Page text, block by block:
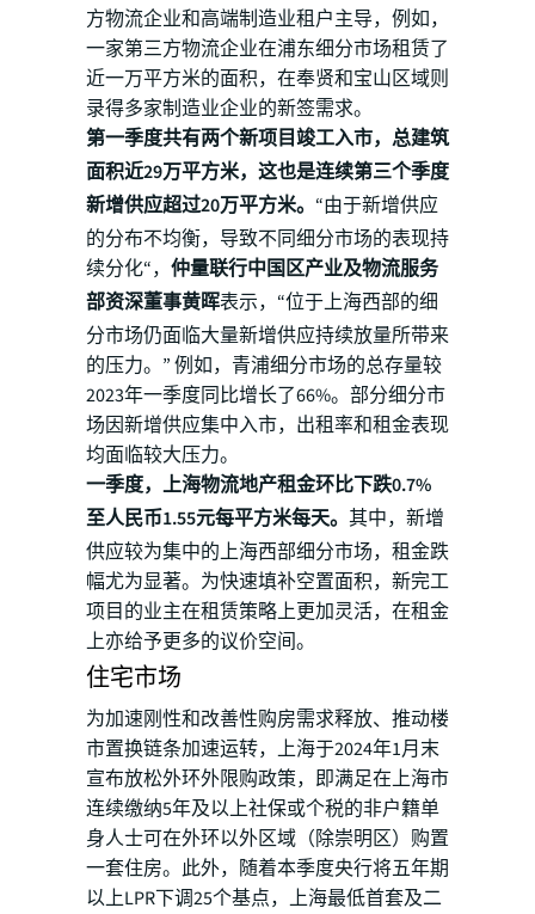
方物流企业和高端制造业租户主导，例如，
一家第三方物流企业在浦东细分市场租赁了
近一万平方米的面积，在奉贤和宝山区域则
录得多家制造业企业的新签需求。
第一季度共有两个新项目竣工入市，总建筑
面积近29万平方米，这也是连续第三个季度
新增供应超过20万平方米。 “由于新增供应
的分布不均衡，导致不同细分市场的表现持
续分化“， 仲量联行中国区产业及物流服务
部资深董事黄晖表示，“位于上海西部的细
分市场仍面临大量新增供应持续放量所带来
的压力。” 例如，青浦细分市场的总存量较
2023年一季度同比增长了66%。部分细分市
场因新增供应集中入市，出租率和租金表现
均面临较大压力。
一季度，上海物流地产租金环比下跌0.7%
至人民币1.55元每平方米每天。 其中，新增
供应较为集中的上海西部细分市场，租金跌
幅尤为显著。为快速填补空置面积，新完工
项目的业主在租赁策略上更加灵活，在租金
上亦给予更多的议价空间。
住宅市场
为加速刚性和改善性购房需求释放、推动楼
市置换链条加速运转，上海于2024年1月末
宣布放松外环外限购政策，即满足在上海市
连续缴纳5年及以上社保或个税的非户籍单
身人士可在外环以外区域（除崇明区）购置
一套住房。此外，随着本季度央行将五年期
以上LPR下调25个基点，上海最低首套及二